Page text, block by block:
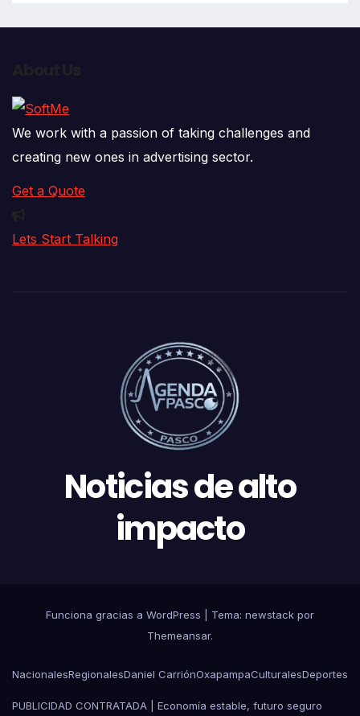
We work with a passion of taking challenges and
creating new ones in advertising sector.
Get a Quote
Lets Start Talking
Noticias de alto
impacto
Funciona gracias a WordPress
Tema: newstack por
Themeansar.
NacionalesRegionalesDaniel CarriónOxapampaCulturalesDeportes
PUBLICIDAD CONTRATADA | Economía estable, futuro seguro